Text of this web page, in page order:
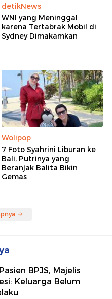
detikNews
WNI yang Meninggal
karena Tertabrak Mobil di
Sydney Dimakamkan
Wolipop
7 Foto Syahrini Liburan ke
Bali, Putrinya yang
Beranjak Balita Bikin
Gemas
BPJS, Majelis
Keluarga Belum